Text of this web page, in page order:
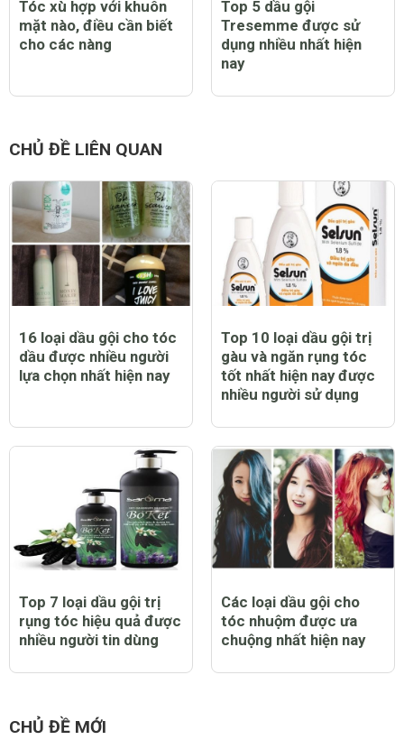
Tóc xù hợp với khuôn
mặt nào, điều cần biết
cho các nàng
Top 5 dầu gội
Tresemme được sử
dụng nhiều nhất hiện
nay
CHỦ ĐỀ LIÊN QUAN
16 loại dầu gội cho tóc
dầu được nhiều người
lựa chọn nhất hiện nay
Top 10 loại dầu gội trị
gàu và ngăn rụng tóc
tốt nhất hiện nay được
nhiều người sử dụng
Top 7 loại dầu gội trị
rụng tóc hiệu quả được
nhiều người tin dùng
Các loại dầu gội cho
tóc nhuộm được ưa
chuộng nhất hiện nay
CHỦ ĐỀ MỚI